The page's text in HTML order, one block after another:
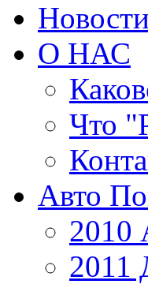
Новости
О НАС
Что
Авто
2010
2011